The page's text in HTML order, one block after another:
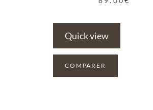
Quick view
COMPARER